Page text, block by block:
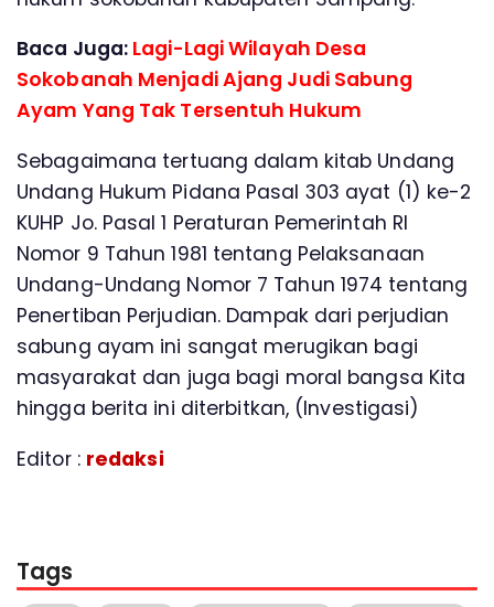
Baca Juga: Lagi-Lagi Wilayah Desa
Sokobanah Menjadi Ajang Judi Sabung
Ayam Yang Tak Tersentuh Hukum
Sebagaimana tertuang dalam kitab Undang
Undang Hukum Pidana Pasal 303 ayat (1) ke-2
KUHP Jo. Pasal 1 Peraturan Pemerintah RI
Nomor 9 Tahun 1981 tentang Pelaksanaan
Undang-Undang Nomor 7 Tahun 1974 tentang
Penertiban Perjudian. Dampak dari perjudian
sabung ayam ini sangat merugikan bagi
masyarakat dan juga bagi moral bangsa Kita
hingga berita ini diterbitkan, (Investigasi)
Editor : redaksi
Tags